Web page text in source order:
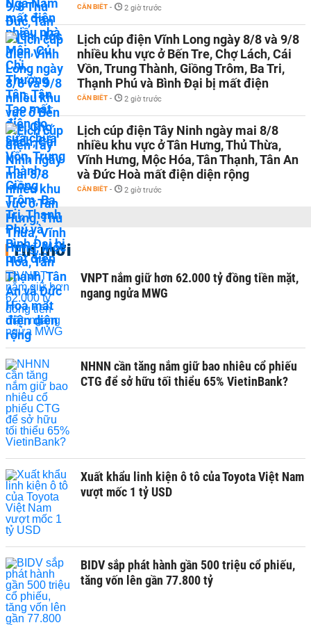
CẦN BIẾT - 2 giờ trước
Lịch cúp điện Vĩnh Long ngày 8/8 và 9/8
nhiều khu vực ở Bến Tre, Chợ Lách, Cái
Vồn, Trung Thành, Giồng Trôm, Ba Tri,
Thạnh Phú và Bình Đại bị mất điện
CẦN BIẾT - 2 giờ trước
Lịch cúp điện Tây Ninh ngày mai 8/8
nhiều khu vực ở Tân Hưng, Thủ Thừa,
Vĩnh Hưng, Mộc Hóa, Tân Thạnh, Tân An
và Đức Hoà mất điện diện rộng
CẦN BIẾT - 2 giờ trước
Tin mới
VNPT nắm giữ hơn 62.000 tỷ đồng tiền mặt,
ngang ngửa MWG
NHNN cần tăng nắm giữ bao nhiêu cổ phiếu
CTG để sở hữu tối thiểu 65% VietinBank?
Xuất khẩu linh kiện ô tô của Toyota Việt Nam
vượt mốc 1 tỷ USD
BIDV sắp phát hành gần 500 triệu cổ phiếu,
tăng vốn lên gần 77.800 tỷ